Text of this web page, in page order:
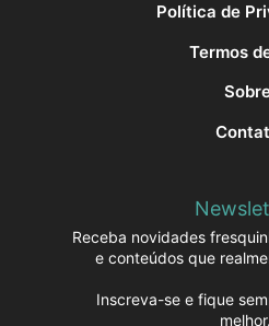
Política de
Termos
Receba novidades
e conteúdos que
Inscreva-se e fique
melhor.